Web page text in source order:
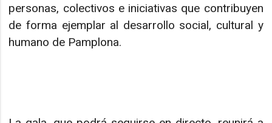
personas, colectivos e iniciativas que contribuyen
de forma ejemplar al desarrollo social, cultural y
humano de Pamplona.